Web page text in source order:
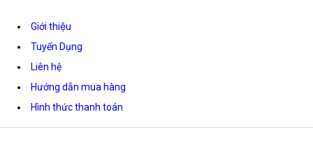
Giới thiệu
Tuyển Dụng
Liên hệ
Hướng dẫn mua hàng
Hình thức thanh toán